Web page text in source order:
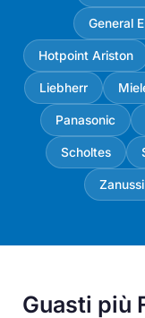
General
Hotpoint Ariston
Liebherr
Panasonic
Scholtes
Zanussi
Guasti più